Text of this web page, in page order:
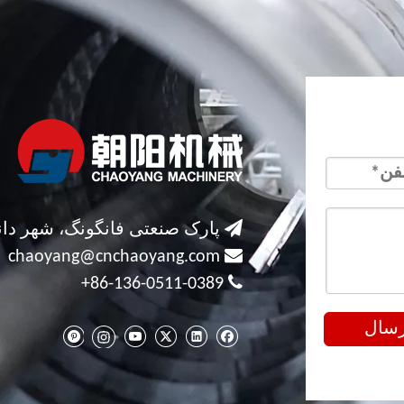
پارک صنعتی فانگونگ، شهر

chaoyang@cnchaoyang.com

86-136-0511-0389+